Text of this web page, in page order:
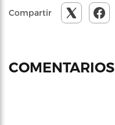
Compartir
COMENTARIOS